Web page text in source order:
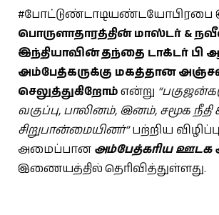
#போட்டுண்டாடியண்டயோபிரபை
பொருளாதாரத்தின் மாஸ்டர் &
இந்தியாவின் தந்தை டாக்டர் பி
அம்பேத்கருக்கு மகத்தான
செலுத்துகிறோம்என்று
வகுப்பு, பாலினம், இனம், சமூக நீதி
சிறுபான்மையினர்”பற்றிய
அமைப்பான அம்பேத்கரிய ஊடக
இணையத்தில் தெரிவித்துள்ளது.